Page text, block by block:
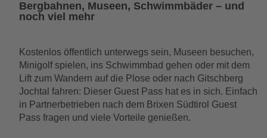
Bergbahnen, Museen, Schwimmbäder – und
noch viel mehr
Kostenlos öffentlich unterwegs sein, Museen besuchen,
Minigolf spielen, ins Schwimmbad gehen oder mit dem
Lift zum Wandern auf die Plose oder nach Gitschberg
Jochtal fahren: Dieser Guest Pass hat es in sich. Einfach
in Partnerbetrieben nach dem Brixen Südtirol Guest
Pass fragen und viele Vorteile genießen.